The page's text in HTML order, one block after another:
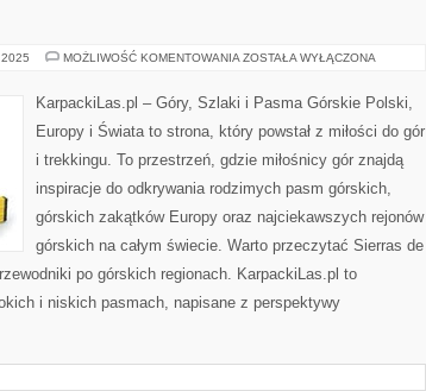
MOŻLIWOŚĆ KOMENTOWANIA GÓRY
ZNANE
–
SKARBY
ZOSTAŁA WYŁĄCZONA
KarpackiLas.pl – Góry, Szlaki i Pasma Górskie Polski,
Europy i Świata to strona, który powstał z miłości do gór
i trekkingu. To przestrzeń, gdzie miłośnicy gór znajdą
inspiracje do odkrywania rodzimych pasm górskich,
górskich zakątków Europy oraz najciekawszych rejonów
górskich na całym świecie. Warto przeczytać Sierras de
po górskich regionach. KarpackiLas.pl to
i niskich pasmach, napisane z perspektywy